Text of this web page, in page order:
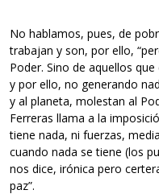
No hablamos, pues, de
trabajan y son, por ello,
Poder. Sino de aquellos
y por ello, no generando
y al planeta, molestan al
Ferreras llama a la
tiene nada, ni fuerzas,
cuando nada se tiene (los
nos dice, irónica pero
paz”.